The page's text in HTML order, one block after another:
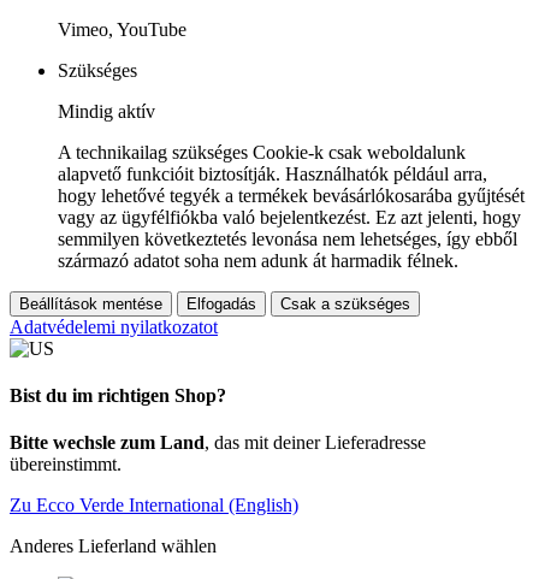
Vimeo, YouTube
Szükséges
Mindig aktív
A technikailag szükséges Cookie-k csak weboldalunk
alapvető funkcióit biztosítják. Használhatók például arra,
hogy lehetővé tegyék a termékek bevásárlókosarába gyűjtését
vagy az ügyfélfiókba való bejelentkezést. Ez azt jelenti, hogy
semmilyen következtetés levonása nem lehetséges, így ebből
származó adatot soha nem adunk át harmadik félnek.
Beállítások mentése Elfogadás Csak a szükséges
Adatvédelemi nyilatkozatot
Bist du im richtigen Shop?
Bitte wechsle zum Land, das mit deiner Lieferadresse
übereinstimmt.
Zu Ecco Verde International (English)
Anderes Lieferland wählen